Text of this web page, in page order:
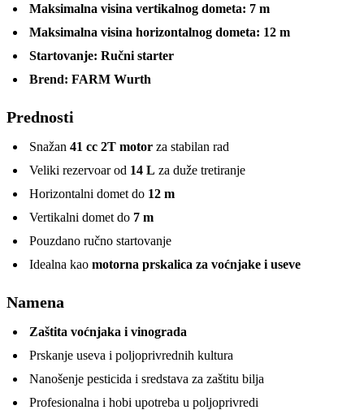
Maksimalna visina vertikalnog dometa: 7 m
Maksimalna visina horizontalnog dometa: 12 m
Startovanje: Ručni starter
Brend: FARM Wurth
Prednosti
Snažan 41 cc 2T motor za stabilan rad
Veliki rezervoar od 14 L za duže tretiranje
Horizontalni domet do 12 m
Vertikalni domet do 7 m
Pouzdano ručno startovanje
Idealna kao motorna prskalica za voćnjake i useve
Namena
Zaštita voćnjaka i vinograda
Prskanje useva i poljoprivrednih kultura
Nanošenje pesticida i sredstava za zaštitu bilja
Profesionalna i hobi upotreba u poljoprivredi